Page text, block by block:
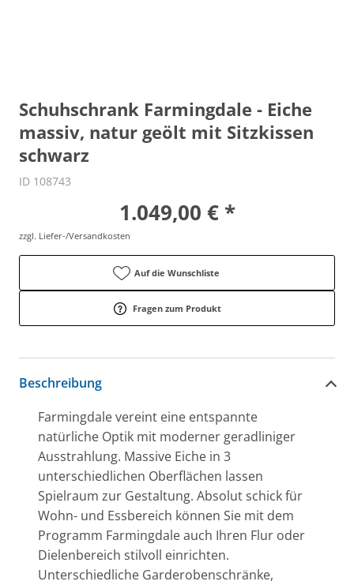
Schuhschrank Farmingdale - Eiche
massiv, natur geölt mit Sitzkissen
schwarz
ID 108743
1.049,00 € *
zzgl. Liefer-/Versandkosten
Auf die Wunschliste
Fragen zum Produkt
Beschreibung
Farmingdale vereint eine entspannte
natürliche Optik mit moderner geradliniger
Ausstrahlung. Massive Eiche in 3
unterschiedlichen Oberflächen lassen
Spielraum zur Gestaltung. Absolut schick für
Wohn- und Essbereich können Sie mit dem
Programm Farmingdale auch Ihren Flur oder
Dielenbereich stilvoll einrichten.
Unterschiedliche Garderobenschränke,